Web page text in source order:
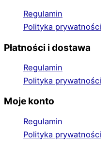
Regulamin
Polityka prywatności
Płatności i dostawa
Regulamin
Polityka prywatności
Moje konto
Regulamin
Polityka prywatności